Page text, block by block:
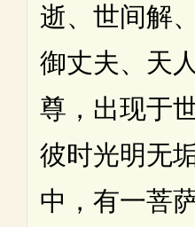
逝、世间解
御丈夫、天
尊，出现于
彼时光明无
中，有一菩